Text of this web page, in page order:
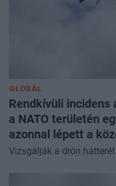
GLOBÁL
Rendkívüli incidens
a NATO területén
azonnal lépett a
Vizsgálják a drón hátterét.